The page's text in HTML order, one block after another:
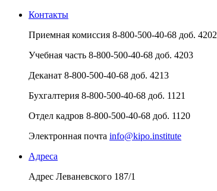
Контакты
Приемная комиссия 8-800-500-40-68 доб. 4202
Учебная часть 8-800-500-40-68 доб. 4203
Деканат 8-800-500-40-68 доб. 4213
Бухгалтерия 8-800-500-40-68 доб. 1121
Отдел кадров 8-800-500-40-68 доб. 1120
Электронная почта info@kipo.institute
Адреса
Адрес Леваневского 187/1